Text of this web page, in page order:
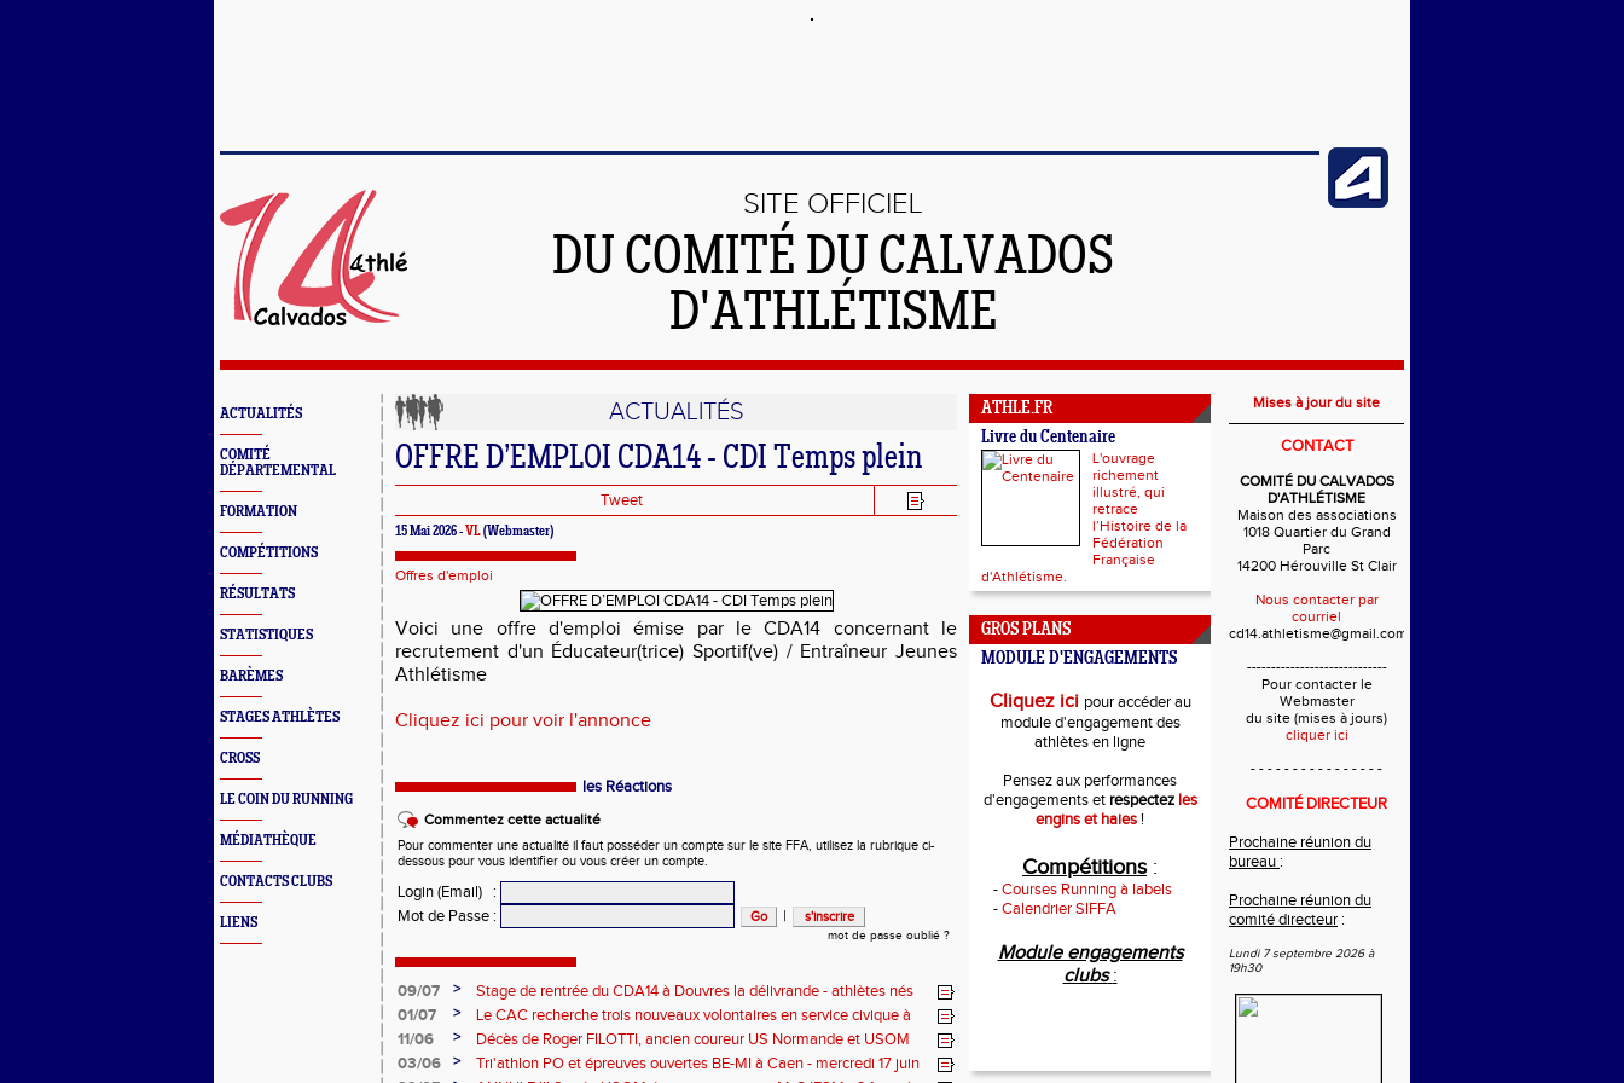
SITE OFFICIEL
DU COMITÉ DU CALVADOS
D'ATHLÉTISME
ACTUALITÉS
COMITÉ
DÉPARTEMENTAL
FORMATION
COMPÉTITIONS
RÉSULTATS
STATISTIQUES
BARÈMES
STAGES ATHLÈTES
CROSS
LE COIN DU RUNNING
MÉDIATHÈQUE
CONTACTS CLUBS
LIENS
ACTUALITÉS
OFFRE D’EMPLOI CDA14 - CDI Temps plein
Tweet
15 Mai 2026 - VL(Webmaster)
Offres d'emploi
Voici une offre d'emploi émise par le CDA14 concernant le
recrutement d'un Éducateur(trice) Sportif(ve) / Entraîneur Jeunes
Athlétisme
Cliquez ici pour voir l'annonce
les Réactions
Commentez cette actualité
Pour commenter une actualité il faut posséder un compte sur le site FFA, utilisez la rubrique ci-
dessous pour vous identifier ou vous créer un compte.
Login (Email)
:
Mot de Passe : |
mot de passe oublié ?
09/07 >
Stage de rentrée du CDA14 à Douvres la délivrande - athlètes nés
en 2012 et 2013
01/07 >
Le CAC recherche trois nouveaux volontaires en service civique à
compter de septembre 2026
11/06 >
Décès de Roger FILOTTI, ancien coureur US Normande et USOM
03/06
>
Tri'athlon PO et épreuves ouvertes BE-MI à Caen - mercredi 17 juin
ATHLE.FR
Livre du Centenaire
L'ouvrage
richement
illustré, qui
retrace
l’Histoire de la
Fédération
Française
d'Athlétisme.
GROS PLANS
MODULE D'ENGAGEMENTS
Cliquez ici pour accéder au
module d'engagement des
athlètes en ligne
Pensez aux performances
d'engagements et respectez les
engins et haies!
Compétitions:
-Courses Running à labels
-Calendrier SIFFA
Module engagements
clubs :
Mises à jour du site
CONTACT
COMITÉ DU CALVADOS
D'ATHLÉTISME
Maison des associations
1018 Quartier du Grand
Parc
14200 Hérouville St Clair
Nous contacter par
courriel
cd14.athletisme@gmail.com
-----------------------------
Pour contacter le
Webmaster
du site (mises à jours)
cliquer ici
- - - - - - - - - - - - - - - -
COMITÉ DIRECTEUR
Prochaine réunion du
bureau :
Prochaine réunion du
comité directeur :
Lundi 7 septembre 2026 à
19h30